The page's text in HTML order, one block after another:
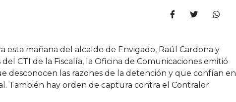
esta mañana del alcalde de Envigado, Raúl Cardona y
CTI de la Fiscalía, la Oficina de Comunicaciones emitió
desconocen las razones de la detención y que confían en
También hay orden de captura contra el Contralor